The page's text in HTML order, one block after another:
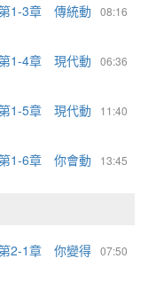
08:16
1-3章 傳統動
06:36
1-4章 現代動
11:40
1-5章 現代動
13:45
1-6章 你會動
07:50
2-1章 你變得